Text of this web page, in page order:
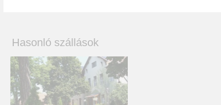
Hasonló szállások